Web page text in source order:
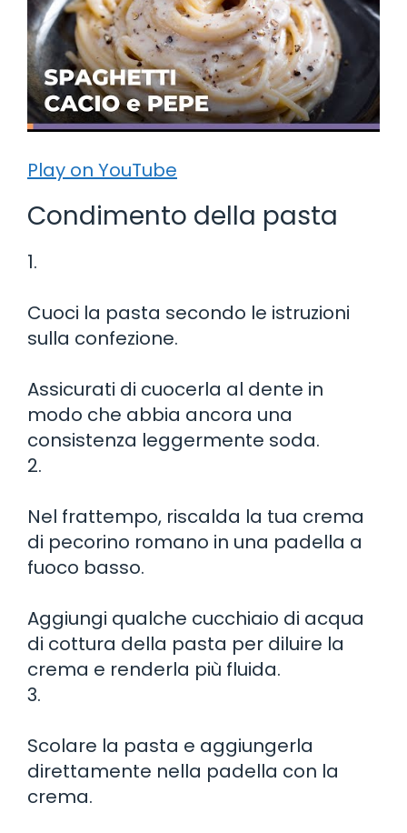
Play on YouTube
Condimento della pasta
1.
Cuoci la pasta secondo le istruzioni
sulla confezione.
Assicurati di cuocerla al dente in
modo che abbia ancora una
consistenza leggermente soda.
2.
Nel frattempo, riscalda la tua crema
di pecorino romano in una padella a
fuoco basso.
Aggiungi qualche cucchiaio di acqua
di cottura della pasta per diluire la
crema e renderla più fluida.
3.
Scolare la pasta e aggiungerla
direttamente nella padella con la
crema.